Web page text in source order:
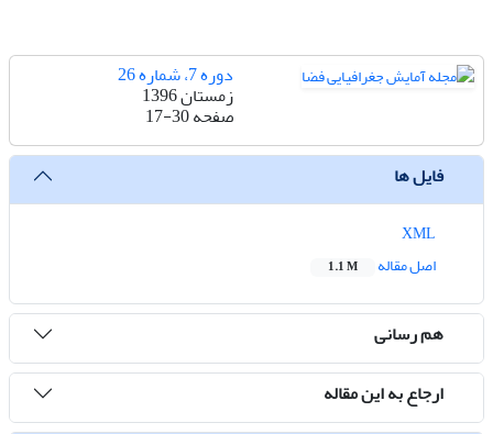
دوره 7، شماره 26
زمستان 1396
صفحه17-30
فایل ها
اصل مقاله
1.1 M
هم رسانی
ارجاع به این مقاله